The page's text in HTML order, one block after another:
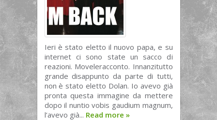
Ieri è stato eletto il nuovo papa, e su
internet ci sono state un sacco di
reazioni. Moveleracconto. Innanzitutto
grande disappunto da parte di tutti,
non è stato eletto Dolan. Io avevo già
pronta questa immagine da mettere
dopo il nuntio vobis gaudium magnum,
l’avevo già... Read more »